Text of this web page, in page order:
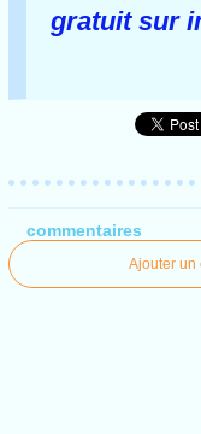
gratuit sur
commentaires
Ajouter un